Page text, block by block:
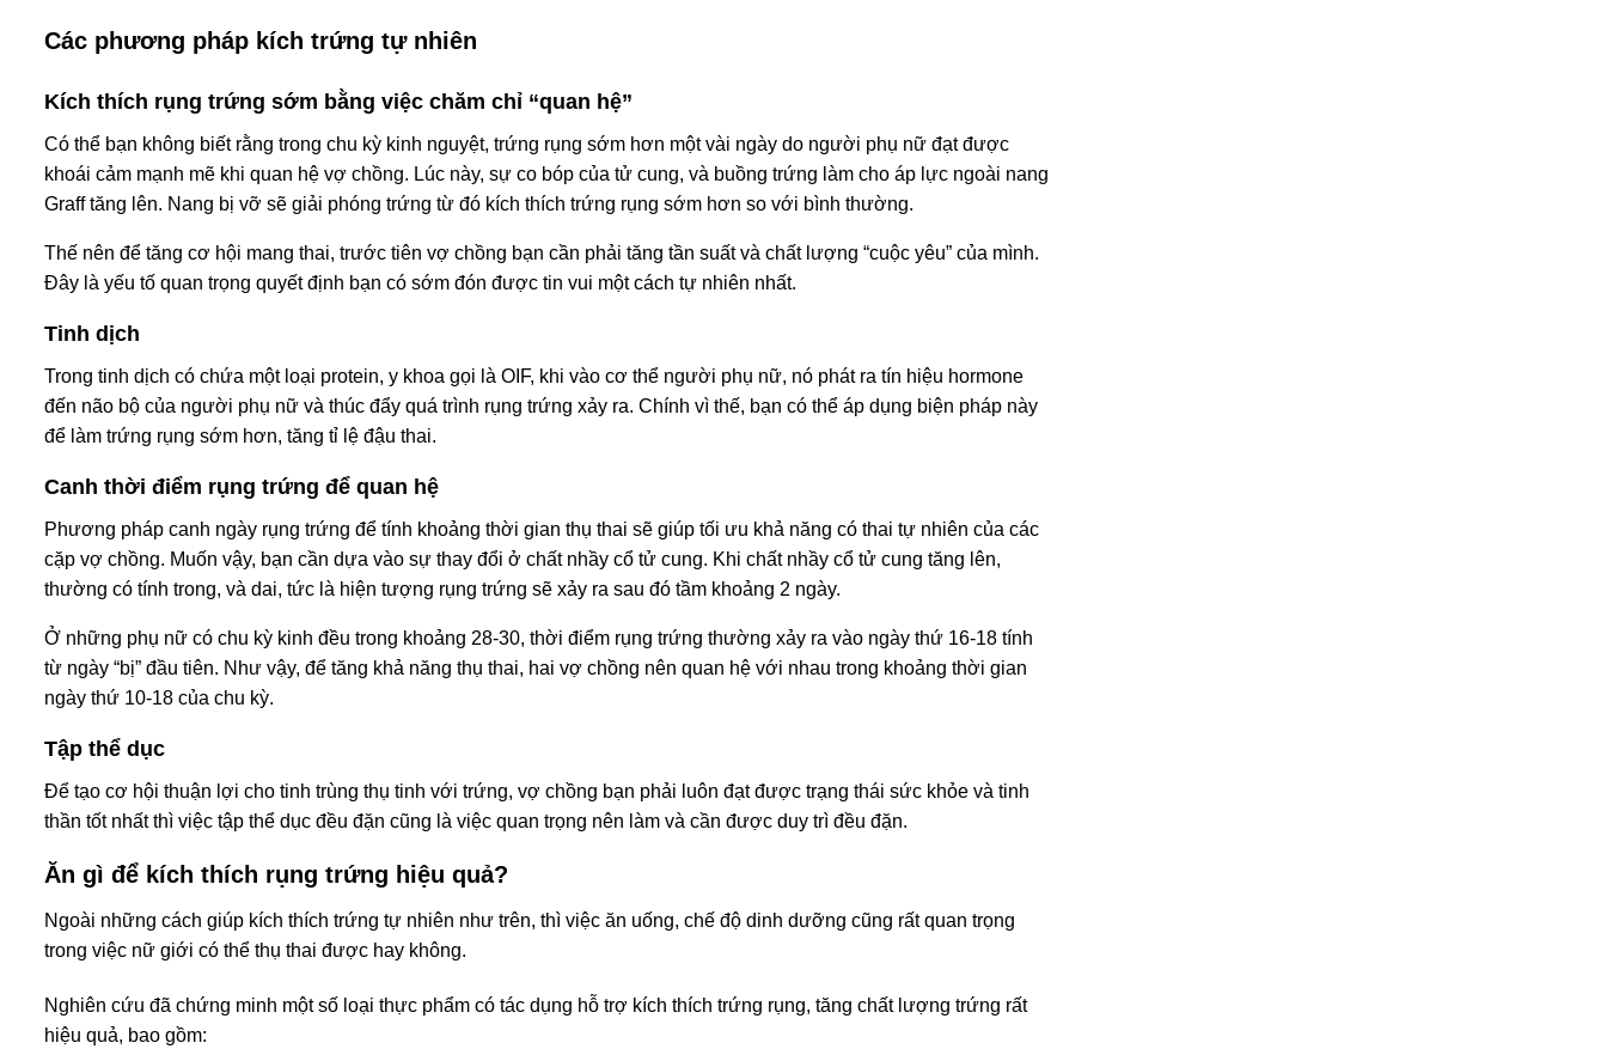
Các phương pháp kích trứng tự nhiên
Kích thích rụng trứng sớm bằng việc chăm chỉ “quan hệ”
Có thể bạn không biết rằng trong chu kỳ kinh nguyệt, trứng rụng sớm hơn một vài ngày do người phụ nữ đạt được
khoái cảm mạnh mẽ khi quan hệ vợ chồng. Lúc này, sự co bóp của tử cung, và buồng trứng làm cho áp lực ngoài nang
Graff tăng lên. Nang bị vỡ sẽ giải phóng trứng từ đó kích thích trứng rụng sớm hơn so với bình thường.
Thế nên để tăng cơ hội mang thai, trước tiên vợ chồng bạn cần phải tăng tần suất và chất lượng “cuộc yêu” của mình.
Đây là yếu tố quan trọng quyết định bạn có sớm đón được tin vui một cách tự nhiên nhất.
Tinh dịch
Trong tinh dịch có chứa một loại protein, y khoa gọi là OIF, khi vào cơ thể người phụ nữ, nó phát ra tín hiệu hormone
đến não bộ của người phụ nữ và thúc đẩy quá trình rụng trứng xảy ra. Chính vì thế, bạn có thể áp dụng biện pháp này
để làm trứng rụng sớm hơn, tăng tỉ lệ đậu thai.
Canh thời điểm rụng trứng để quan hệ
Phương pháp canh ngày rụng trứng để tính khoảng thời gian thụ thai sẽ giúp tối ưu khả năng có thai tự nhiên của các
cặp vợ chồng. Muốn vậy, bạn cần dựa vào sự thay đổi ở chất nhầy cổ tử cung. Khi chất nhầy cổ tử cung tăng lên,
thường có tính trong, và dai, tức là hiện tượng rụng trứng sẽ xảy ra sau đó tầm khoảng 2 ngày.
Ở những phụ nữ có chu kỳ kinh đều trong khoảng 28-30, thời điểm rụng trứng thường xảy ra vào ngày thứ 16-18 tính
từ ngày “bị” đầu tiên. Như vậy, để tăng khả năng thụ thai, hai vợ chồng nên quan hệ với nhau trong khoảng thời gian
ngày thứ 10-18 của chu kỳ.
Tập thể dục
Để tạo cơ hội thuận lợi cho tinh trùng thụ tinh với trứng, vợ chồng bạn phải luôn đạt được trạng thái sức khỏe và tinh
thần tốt nhất thì việc tập thể dục đều đặn cũng là việc quan trọng nên làm và cần được duy trì đều đặn.
Ăn gì để kích thích rụng trứng hiệu quả?
Ngoài những cách giúp kích thích trứng tự nhiên như trên, thì việc ăn uống, chế độ dinh dưỡng cũng rất quan trọng
trong việc nữ giới có thể thụ thai được hay không.
Nghiên cứu đã chứng minh một số loại thực phẩm có tác dụng hỗ trợ kích thích trứng rụng, tăng chất lượng trứng rất
hiệu quả, bao gồm: